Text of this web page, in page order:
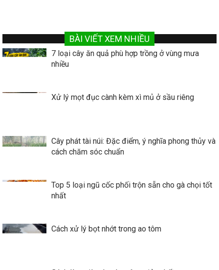
BÀI VIẾT XEM NHIỀU
7 loại cây ăn quả phù hợp trồng ở vùng mưa
nhiều
Xử lý mọt đục cành kèm xì mủ ở sầu riêng
Cây phát tài núi: Đặc điểm, ý nghĩa phong thủy và
cách chăm sóc chuẩn
Top 5 loại ngũ cốc phối trộn sẵn cho gà chọi tốt
nhất
Cách xử lý bọt nhớt trong ao tôm